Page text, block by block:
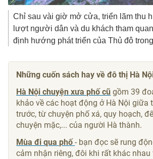
Chỉ sau vài giờ mở cửa, triển lãm thu
lượt người dân và du khách tham
định hướng phát triển của Thủ đô
Những cuốn sách hay về đô thị Hà
Hà Nội chuyện xưa phố cũ gồm 39
khảo về các hoạt động ở Hà Nội giữa
trước, từ chuyện phố xá, quy hoạch,
chuyện mặc,... của người Hà thành.
Mùa đi qua phố - bạn đọc sẽ rung
cảm nhận riêng, đôi khi rất khác nhau